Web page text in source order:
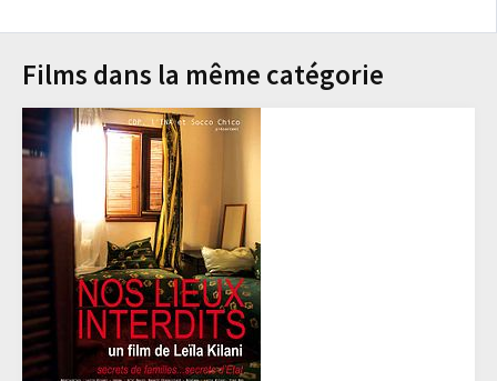
Films dans la même catégorie